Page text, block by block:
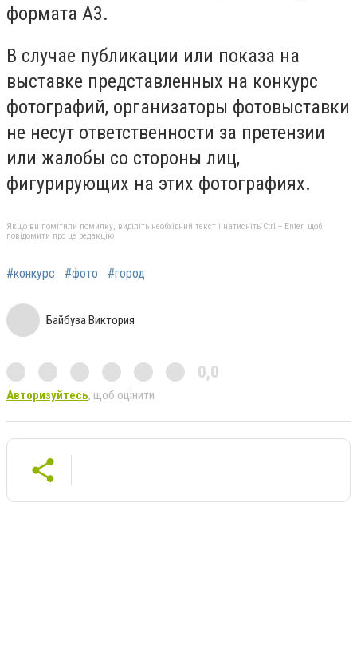
формата А3.
В случае публикации или показа на
выставке представленных на конкурс
фотографий, организаторы фотовыставки
не несут ответственности за претензии
или жалобы со стороны лиц,
фигурирующих на этих фотографиях.
Якщо ви помітили помилку, виділіть необхідний текст і натисніть Ctrl + Enter, щоб
повідомити про це редакцію
#конкурс #фото #город
Байбуза Виктория
0,0
Авторизуйтесь, щоб оцінити